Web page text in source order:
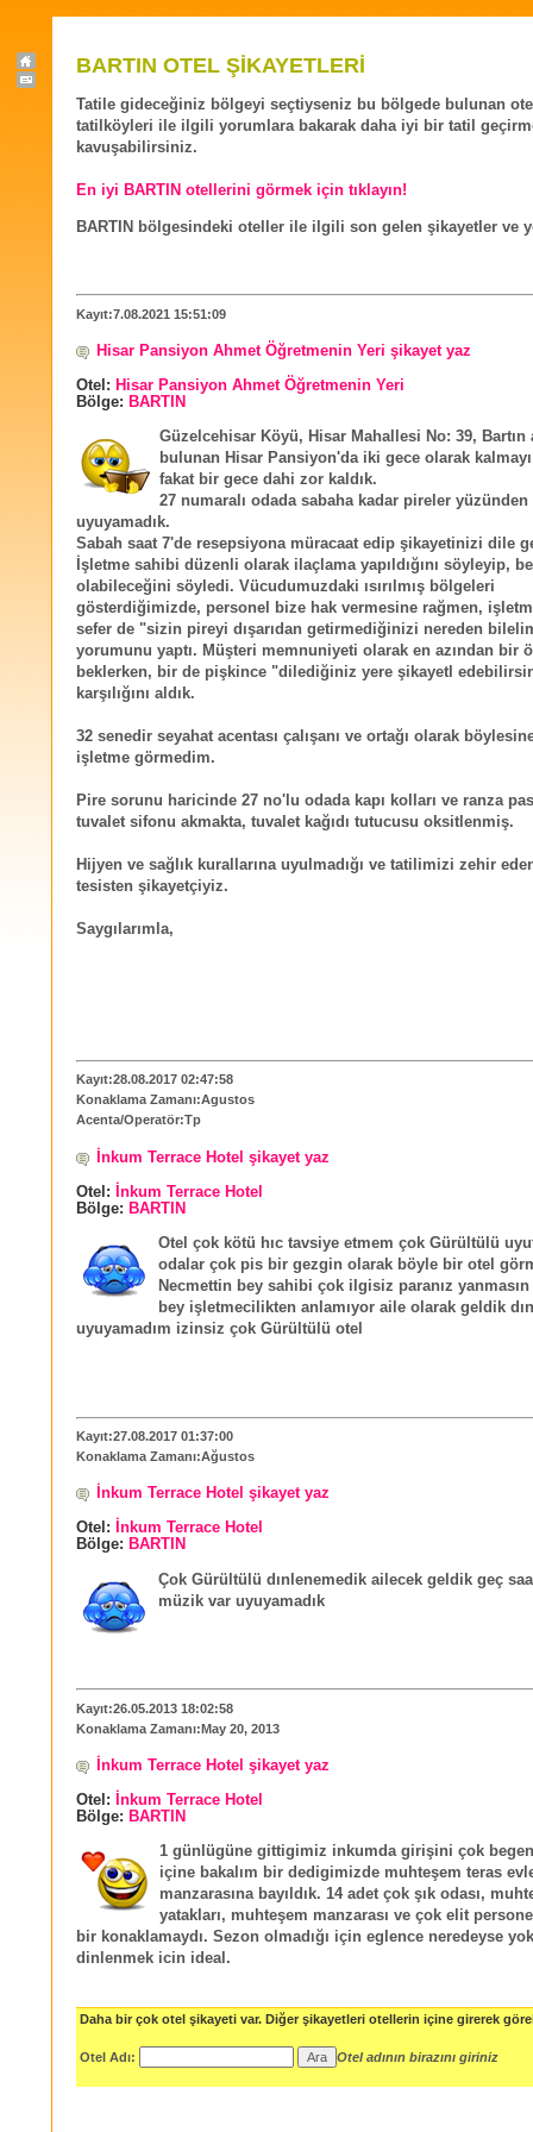
BARTIN OTEL ŞİKAYETLERİ
Tatile gideceğiniz bölgeyi seçtiyseniz bu bölgede bulunan
tatilköyleri ile ilgili yorumlara bakarak daha iyi bir tatil
kavuşabilirsiniz.
En iyi BARTIN otellerini görmek için tıklayın!
BARTIN bölgesindeki oteller ile ilgili son gelen şikayetler ve
Kayıt:7.08.2021 15:51:09
Hisar Pansiyon Ahmet Öğretmenin Yeri şikayet yaz
Otel: Hisar Pansiyon Ahmet Öğretmenin Yeri
Bölge: BARTIN
Güzelcehisar Köyü, Hisar Mahallesi No: 39, Bartın
bulunan Hisar Pansiyon'da iki gece olarak
fakat bir gece dahi zor kaldık.
27 numaralı odada sabaha kadar pireler yüzünden
uyuyamadık.
Sabah saat 7'de resepsiyona müracaat edip şikayetinizi dile
İşletme sahibi düzenli olarak ilaçlama yapıldığını söyleyip,
olabileceğini söyledi. Vücudumuzdaki ısırılmış bölgeleri
gösterdiğimizde, personel bize hak vermesine rağmen,
sefer de "sizin pireyi dışarıdan getirmediğinizi nereden
yorumunu yaptı. Müşteri memnuniyeti olarak en azından bir
beklerken, bir de pişkince "dilediğiniz yere şikayetl
karşılığını aldık.
32 senedir seyahat acentası çalışanı ve ortağı olarak
işletme görmedim.
Pire sorunu haricinde 27 no'lu odada kapı kolları ve ranza
tuvalet sifonu akmakta, tuvalet kağıdı tutucusu oksitlenmiş.
Hijyen ve sağlık kurallarına uyulmadığı ve tatilimizi zehir
tesisten şikayetçiyiz.
Saygılarımla,
Kayıt:28.08.2017 02:47:58
Konaklama Zamanı:Agustos
Acenta/Operatör:Tp
İnkum Terrace Hotel şikayet yaz
Otel:
İnkum Terrace Hotel
Bölge: BARTIN
Otel çok kötü hıc tavsiye etmem çok Gürültülü
odalar çok pis bir gezgin olarak böyle bir otel
Necmettin bey sahibi çok ilgisiz paranız
bey işletmecilikten anlamıyor aile olarak geldik
uyuyamadım izinsiz çok Gürültülü otel
Kayıt:27.08.2017 01:37:00
Konaklama Zamanı:Ağustos
İnkum Terrace Hotel şikayet yaz
Otel:
İnkum Terrace Hotel
Bölge: BARTIN
Çok Gürültülü dınlenemedik ailecek geldik geç
müzik var uyuyamadık
Kayıt:26.05.2013 18:02:58
Konaklama Zamanı:May 20, 2013
İnkum Terrace Hotel şikayet yaz
Otel:
İnkum Terrace Hotel
Bölge: BARTIN
1 günlügüne gittigimiz inkumda girişini çok
içine bakalım bir dedigimizde muhteşem teras
manzarasına bayıldık. 14 adet çok şık odası,
yatakları, muhteşem manzarası ve çok elit
bir konaklamaydı. Sezon olmadığı için eglence neredeyse
dinlenmek icin ideal.
Daha bir çok otel şikayeti var. Diğer şikayetleri otellerin içine girerek
Otel Adı: Otel adının birazını giriniz